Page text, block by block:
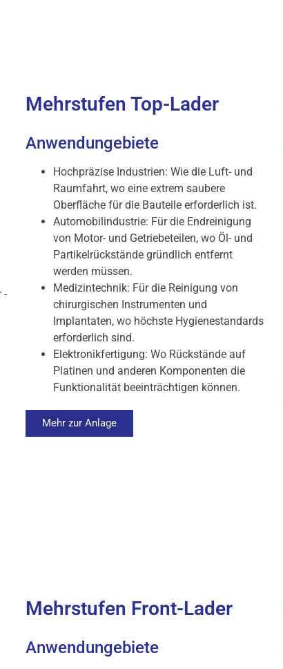
-
Mehrstufen Top-Lader
Anwendungebiete
Hochpräzise Industrien: Wie die Luft- und
Raumfahrt, wo eine extrem saubere
Oberfläche für die Bauteile erforderlich ist.
Automobilindustrie: Für die Endreinigung
von Motor- und Getriebeteilen, wo Öl- und
Partikelrückstände gründlich entfernt
werden müssen.
Medizintechnik: Für die Reinigung von
chirurgischen Instrumenten und
Implantaten, wo höchste Hygienestandards
erforderlich sind.
Elektronikfertigung: Wo Rückstände auf
Platinen und anderen Komponenten die
Funktionalität beeinträchtigen können.
Mehr zur Anlage
Mehrstufen Front-Lader
Anwendungebiete